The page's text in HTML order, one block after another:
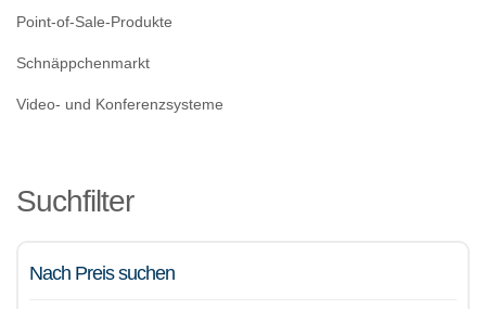
Point-of-Sale-Produkte
Schnäppchenmarkt
Video- und Konferenzsysteme
Suchfilter
Nach Preis suchen